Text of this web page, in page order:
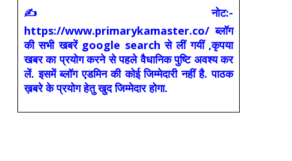
✍ नोट:-
https://www.primarykamaster.co/ ब्लॉग
की सभी खबरें google search से लीं गयीं ,कृपया
खबर का प्रयोग करने से पहले वैधानिक पुष्टि अवश्य कर
लें. इसमें ब्लॉग एडमिन की कोई जिम्मेदारी नहीं है. पाठक
ख़बरे के प्रयोग हेतु खुद जिम्मेदार होगा.